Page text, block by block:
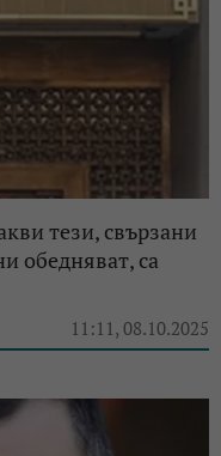
тези, свързани
обедняват, са
11:11, 08.10.2025